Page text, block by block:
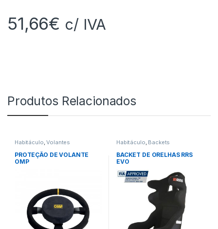
51,66€ c/ IVA
Produtos Relacionados
Habitáculo,Volantes
PROTEÇÃO DE VOLANTE
OMP
Habitáculo, Backets
BACKET DE ORELHAS RRS
EVO